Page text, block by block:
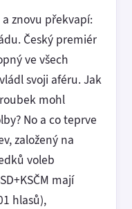
znovu překvapí:
Český premiér
ve všech
svoji aféru. Jak
mohl
No a co teprve
založený na
voleb
mají
hlasů),